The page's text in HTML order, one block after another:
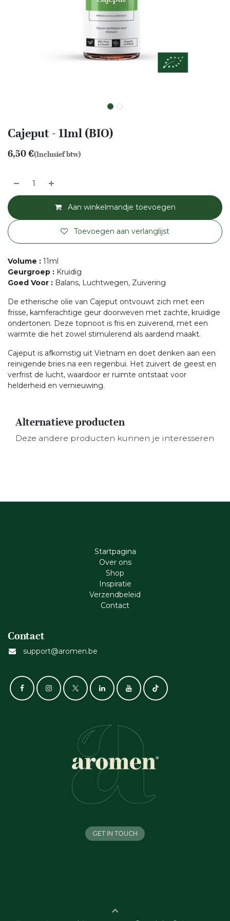
Cajeput - 11ml (BIO)
6,50€(Inclusief btw)
Aan winkelmandje toevoegen
Toevoegen aan verlanglijst
Volume : 11ml
Geurgroep : Kruidig
Goed Voor : Balans, Luchtwegen, Zuivering
De etherische olie van Cajeput ontvouwt zich met een
frisse, kamferachtige geur doorweven met zachte, kruidige
ondertonen. Deze topnoot is fris en zuiverend, met een
warmte die het zowel stimulerend als aardend maakt.
Cajeput is afkomstig uit Vietnam en doet denken aan een
reinigende bries na een regenbui. Het zuivert de geest en
verfrist de lucht, waardoor er ruimte ontstaat voor
helderheid en vernieuwing.
Alternatieve producten
Deze andere producten kunnen je interesseren
Startpagina
Ove​r​ ons
Shop
Inspiratie
Verzendbeleid
Cont​act
Contact
support@aromen.be
GET IN TOUCH